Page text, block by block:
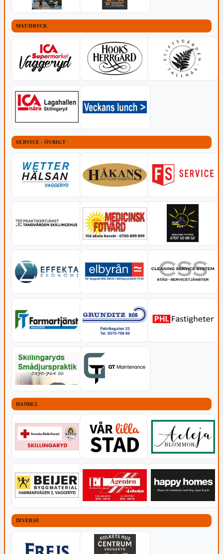
MAT/DRYCK
SERVICE - ÖVRIGT
HANDEL
DIVERSE